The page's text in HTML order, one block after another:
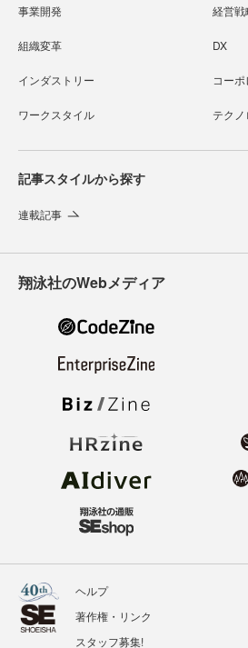
事業開発 経営戦
組織変革 DX
インダストリー コー
ワークスタイル テク
記事スタイルから探す
連載記事
翔泳社のWebメディア
ヘルプ
著作権・リンク
スタッフ募集!